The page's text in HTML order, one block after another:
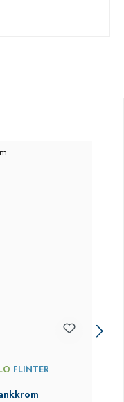
FLINTER